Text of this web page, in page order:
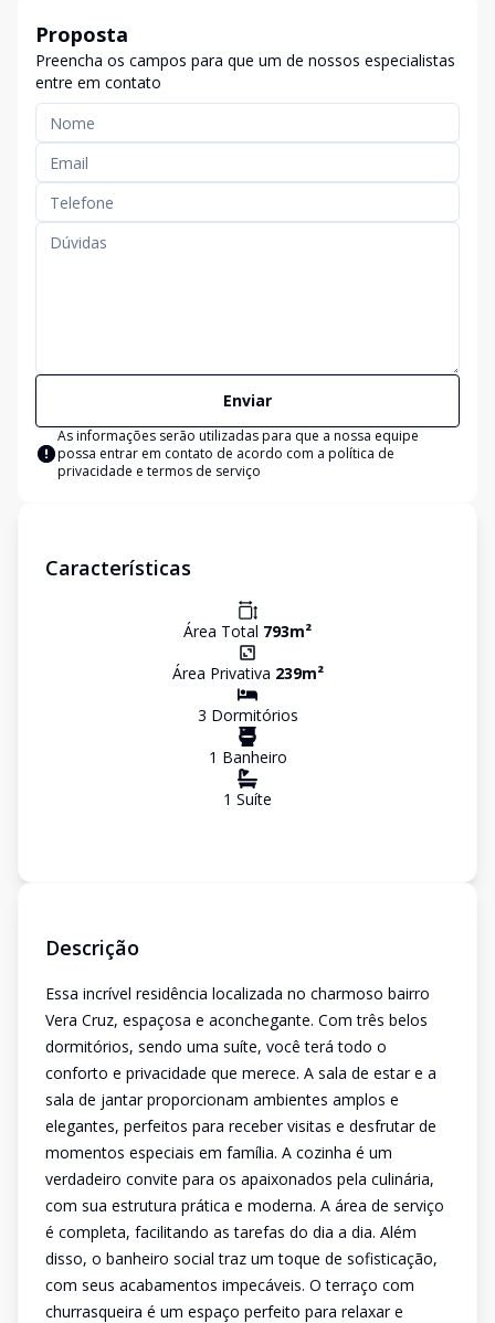
Proposta
Preencha os campos para que um de nossos especialistas
entre em contato
Enviar
As informações serão utilizadas para que a nossa equipe
possa entrar em contato de acordo com a política de
privacidade e termos de serviço
Características
Área Total 793m²
Área Privativa 239m²
3 Dormitórios
1 Banheiro
1 Suíte
Descrição
Essa incrível residência localizada no charmoso bairro
Vera Cruz, espaçosa e aconchegante. Com três belos
dormitórios, sendo uma suíte, você terá todo o
conforto e privacidade que merece. A sala de estar e a
sala de jantar proporcionam ambientes amplos e
elegantes, perfeitos para receber visitas e desfrutar de
momentos especiais em família. A cozinha é um
verdadeiro convite para os apaixonados pela culinária,
com sua estrutura prática e moderna. A área de serviço
é completa, facilitando as tarefas do dia a dia. Além
disso, o banheiro social traz um toque de sofisticação,
com seus acabamentos impecáveis. O terraço com
churrasqueira é um espaço perfeito para relaxar e